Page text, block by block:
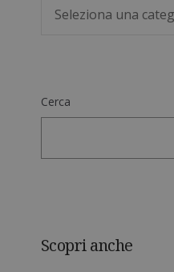
Cerca
Scopri anche